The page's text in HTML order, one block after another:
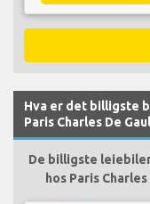
Hva er det billigste
Paris Charles De
De billigste
hos Paris